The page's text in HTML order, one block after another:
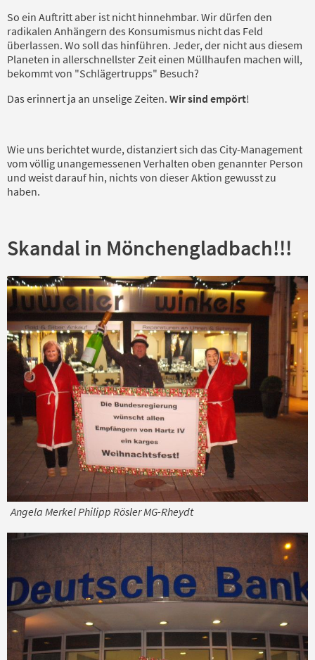
So ein Auftritt aber ist nicht hinnehmbar. Wir dürfen den
radikalen Anhängern des Konsumismus nicht das Feld
überlassen. Wo soll das hinführen. Jeder, der nicht aus diesem
Planeten in allerschnellster Zeit einen Müllhaufen machen will,
bekommt von "Schlägertrupps" Besuch?
Das erinnert ja an unselige Zeiten. Wir sind empört!
Wie uns berichtet wurde, distanziert sich das City-Management
vom völlig unangemessenen Verhalten oben genannter Person
und weist darauf hin, nichts von dieser Aktion gewusst zu
haben.
Skandal in Mönchengladbach!!!
Angela Merkel Philipp Rösler MG-Rheydt